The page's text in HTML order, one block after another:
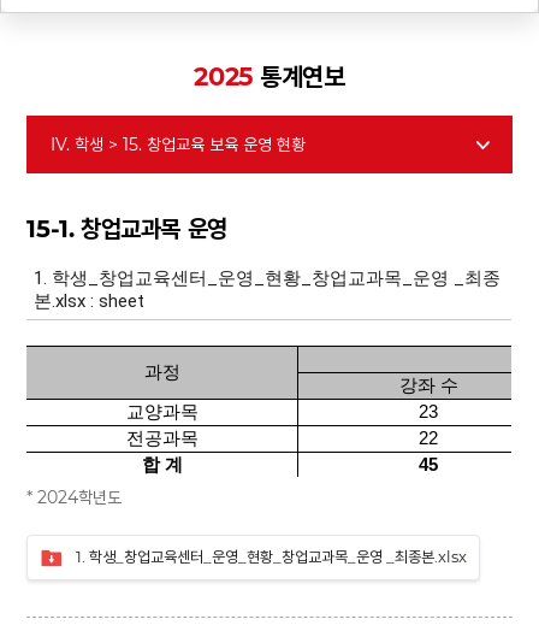
2025 통계연보
IV. 학생 > 15. 창업교육 보육 운영 현황
15-1. 창업교과목 운영
* 2024학년도
1. 학생_창업교육센터_운영_현황_창업교과목_운영 _최종본.xlsx